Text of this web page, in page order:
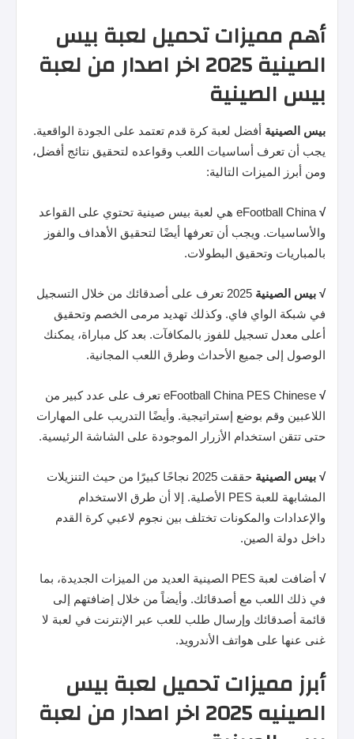
أهم مميزات تحميل لعبة بيس
الصينية 2025 اخر اصدار من لعبة
بيس الصينية
بيس الصينية أفضل لعبة كرة قدم تعتمد على الجودة الواقعية.
يجب أن تعرف أساسيات اللعب وقواعده لتحقيق نتائج أفضل،
ومن أبرز الميزات التالية:
√
eFootball China هي لعبة بيس صينية تحتوي على القواعد
والأساسيات. ويجب أن تعرفها أيضًا لتحقيق الأهداف والفوز
بالمباريات وتحقيق البطولات.
√ بيس الصينية
2025 تعرف على أصدقائك من خلال التسجيل
في شبكة الواي فاي. وكذلك تهديد مرمى الخصم وتحقيق
أعلى معدل تسجيل للفوز بالمكافآت. بعد كل مباراة، يمكنك
الوصول إلى جميع الأحداث وطرق اللعب المجانية.
√
eFootball China PES Chinese تعرف على عدد كبير من
اللاعبين وقم بوضع إستراتيجية. وأيضًا التدريب على المهارات
حتى تتقن استخدام الأزرار الموجودة على الشاشة الرئيسية.
√ بيس الصينية
حققت 2025 نجاحًا كبيرًا من حيث التنزيلات
المشابهة للعبة PES الأصلية. إلا أن طرق الاستخدام
والإعدادات والمكونات تختلف بين نجوم لاعبي كرة القدم
داخل دولة الصين.
√
أضافت لعبة PES الصينية العديد من الميزات الجديدة، بما
في ذلك اللعب مع أصدقائك. وأيضاً من خلال إضافتهم إلى
قائمة أصدقائك وإرسال طلب للعب عبر الإنترنت في لعبة لا
غنى عنها على هواتف الأندرويد.
أبرز مميزات تحميل لعبة بيس
الصينيه 2025 اخر اصدار من لعبة